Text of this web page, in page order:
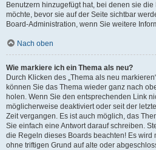
Benutzern hinzugefügt hat, bei denen sie
möchte, bevor sie auf der Seite sichtbar
Board-Administration, wenn Sie weitere
Nach oben
Wie markiere ich ein Thema als neu?
Durch Klicken des „Thema als neu
können Sie das Thema wieder ganz nach
holen. Wenn Sie den entsprechenden Link
möglicherweise deaktiviert oder seit der
Zeit vergangen. Es ist auch möglich, das
Sie einfach eine Antwort darauf schreiben.
die Regeln dieses Boards beachten! Es wird
ohne triftigen Grund auf alte oder